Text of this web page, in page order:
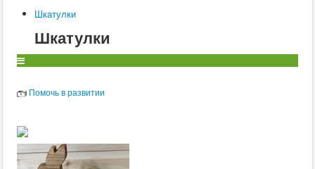
Шкатулки
Шкатулки
Помочь в развитии